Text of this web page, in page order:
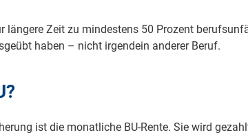
längere Zeit zu mindestens 50 Prozent
haben – nicht irgendein anderer Beruf.
ist die monatliche BU-Rente. Sie wird